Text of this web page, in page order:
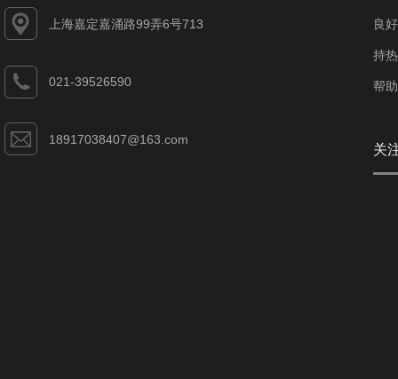
上海嘉定嘉涌路99弄6号713
021-39526590
18917038407@163.com
良
持
帮
关